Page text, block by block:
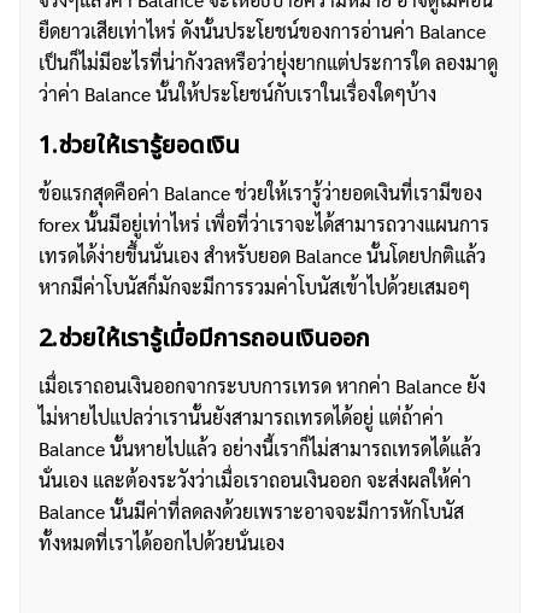
ค้นหา
สำหรับ:
ยืดยาวเสียเท่าไหร่ ดังนั้นประโยชน์ของการอ่านค่า Balance
เป็นก็ไม่มีอะไรที่น่ากังวลหรือว่ายุ่งยากแต่ประการใด ลองมาดู
ว่าค่า Balance นั้นให้ประโยชน์กับเราในเรื่องใดๆบ้าง
1.ช่วยให้เรารู้ยอดเงิน
ข้อแรกสุดคือค่า Balance ช่วยให้เรารู้ว่ายอดเงินที่เรามีของ
forex นั้นมีอยู่เท่าไหร่ เพื่อที่ว่าเราจะได้สามารถวางแผนการ
เทรดได้ง่ายขึ้นนั่นเอง สำหรับยอด Balance นั้นโดยปกติแล้ว
หากมีค่าโบนัสก็มักจะมีการรวมค่าโบนัสเข้าไปด้วยเสมอๆ
2.ช่วยให้เรารู้เมื่อมีการถอนเงินออก
เมื่อเราถอนเงินออกจากระบบการเทรด หากค่า Balance ยัง
ไม่หายไปแปลว่าเรานั้นยังสามารถเทรดได้อยู่ แต่ถ้าค่า
Balance นั้นหายไปแล้ว อย่างนี้เราก็ไม่สามารถเทรดได้แล้ว
นั่นเอง และต้องระวังว่าเมื่อเราถอนเงินออก จะส่งผลให้ค่า
Balance นั้นมีค่าที่ลดลงด้วยเพราะอาจจะมีการหักโบนัส
ทั้งหมดที่เราได้ออกไปด้วยนั่นเอง